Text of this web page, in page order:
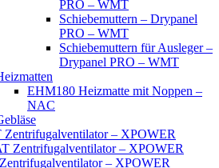
PRO – WMT
Schiebemuttern – Drypanel
PRO – WMT
Schiebemuttern für Ausleger –
Drypanel PRO – WMT
EHM180 Heizmatte mit Noppen –
NAC
Zentrifugalventilator – XPOWER
Zentrifugalventilator – XPOWER
– XPOWER